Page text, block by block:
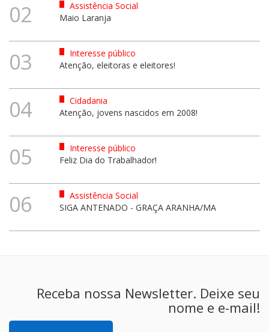
02
Assistência Social
Maio Laranja
03
Interesse público
Atenção, eleitoras e eleitores!
04
Cidadania
Atenção, jovens nascidos em 2008!
05
Interesse público
Feliz Dia do Trabalhador!
06
Assistência Social
SIGA ANTENADO - GRAÇA ARANHA/MA
Receba nossa Newsletter. Deixe seu
nome e e-mail!